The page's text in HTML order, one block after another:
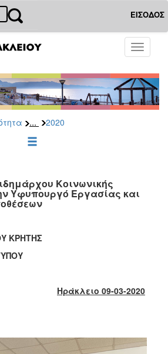
ΕΙΣΟΔΟΣ
Toggle
... 2020
Κοινωνικής
Υφυπουργό Εργασίας και
ΚΡΗΤΗΣ
Ηράκλειο 09-03-2020